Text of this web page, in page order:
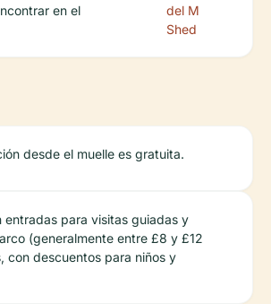
en el
del M
Shed
desde el muelle es gratuita.
entradas para visitas guiadas y
(generalmente entre £8 y £12
con descuentos para niños y